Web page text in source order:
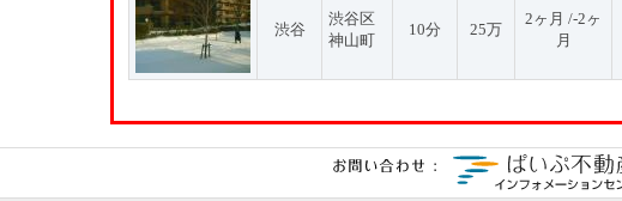
渋谷
渋谷区
神山町
10分 25万
2ヶ月 /-2ヶ
月